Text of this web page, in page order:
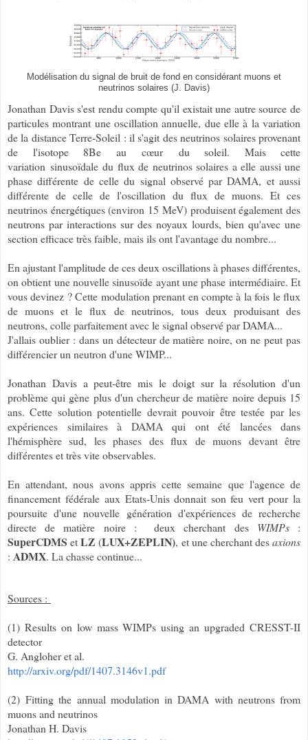
Modélisation du signal de bruit de fond en considérant muons et
neutrinos solaires (J. Davis)
Jonathan Davis s'est rendu compte qu'il existait une autre source de
particules montrant une oscillation annuelle, due elle à la variation
de la distance Terre-Soleil : il s'agit des neutrinos solaires provenant
de l'isotope 8Be au cœur du soleil. Mais cette
variation sinusoïdale du flux de neutrinos solaires a elle aussi une
phase différente de celle du signal observé par DAMA, et aussi
différente de celle de l'oscillation du flux de muons. Et ces
neutrinos énergétiques (environ 15 MeV) produisent également des
neutrons par interactions sur des noyaux lourds, bien qu'avec une
section efficace très faible, mais ils ont l'avantage du nombre...
En ajustant l'amplitude de ces deux oscillations à phases différentes,
on obtient une nouvelle sinusoïde ayant une phase intermédiaire. Et
vous devinez ? Cette modulation prenant en compte à la fois le flux
de muons et le flux de neutrinos, tous deux produisant des
neutrons, colle parfaitement avec le signal observé par DAMA...
J'allais oublier : dans un détecteur de matière noire, on ne peut pas
différencier un neutron d'une WIMP...
Jonathan Davis a peut-être mis le doigt sur la résolution d'un
problème qui gène plus d'un chercheur de matière noire depuis 15
ans. Cette solution potentielle devrait pouvoir être testée par les
expériences similaires à DAMA qui ont été lancées dans
l'hémisphère sud, les phases des flux de muons devant être
différentes et très vite observables.
En attendant, nous avons appris cette semaine que l'agence de
financement fédérale aux Etats-Unis donnait son feu vert pour la
poursuite d'une nouvelle génération d'expériences de recherche
directe de matière noire : deux cherchant des WIMPs :
SuperCDMSetLZ (LUX+ZEPLIN), et une cherchant desaxions
: ADMX. La chasse continue...
Sources :
(1) Results on low mass WIMPs using an upgraded CRESST-II
detector
G. Angloher et al.
http://arxiv.org/pdf/1407.3146v1.pdf
(2) Fitting the annual modulation in DAMA with neutrons from
muons and neutrinos
Jonathan H. Davis